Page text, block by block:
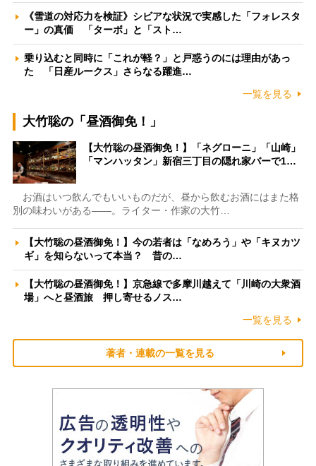
《雪道の対応力を検証》シビアな状況で実感した「フォレスタ
ー」の真価 「ターボ」と「スト…
乗り込むと同時に「これが軽？」と戸惑うのには理由があっ
た 「日産ルークス」さらなる躍進…
一覧を見る
大竹聡の「昼酒御免！」
【大竹聡の昼酒御免！】「ネグローニ」「山崎」
「マンハッタン」新宿三丁目の隠れ家バーで1…
お酒はいつ飲んでもいいものだが、昼から飲むお酒にはまた格
別の味わいがある――。ライター・作家の大竹…
【大竹聡の昼酒御免！】今の若者は「なめろう」や「キヌカツ
ギ」を知らないって本当？ 昔の…
【大竹聡の昼酒御免！】京急線で多摩川越えて「川崎の大衆酒
場」へと昼酒旅 押し寄せるノス…
一覧を見る
著者・連載の一覧を見る